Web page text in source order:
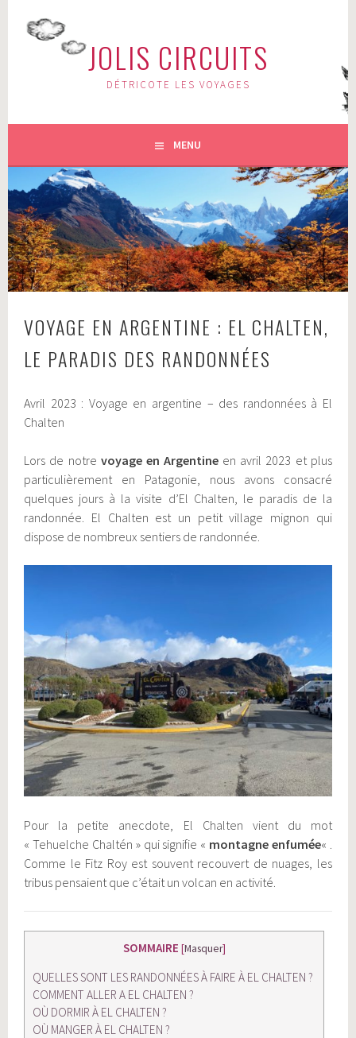
JOLIS CIRCUITS
DÉTRICOTE LES VOYAGES
MENU
VOYAGE EN ARGENTINE : EL CHALTEN,
LE PARADIS DES RANDONNÉES
Avril 2023 : Voyage en argentine – des randonnées à El
Chalten
Lors de notre voyage en Argentine en avril 2023 et plus
particulièrement en Patagonie, nous avons consacré
quelques jours à la visite d’El Chalten, le paradis de la
randonnée. El Chalten est un petit village mignon qui
dispose de nombreux sentiers de randonnée.
Pour la petite anecdote, El Chalten vient du mot
« Tehuelche Chaltén » qui signifie « montagne enfumée« .
Comme le Fitz Roy est souvent recouvert de nuages, les
tribus pensaient que c’était un volcan en activité.
SOMMAIRE [Masquer]
QUELLES SONT LES RANDONNÉES À FAIRE À EL CHALTEN ?
COMMENT ALLER A EL CHALTEN ?
OÙ DORMIR À EL CHALTEN ?
OÙ MANGER À EL CHALTEN ?